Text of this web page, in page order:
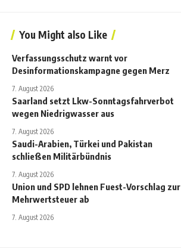
You Might also Like
Verfassungsschutz warnt vor
Desinformationskampagne gegen Merz
7. August 2026
Saarland setzt Lkw-Sonntagsfahrverbot
wegen Niedrigwasser aus
7. August 2026
Saudi-Arabien, Türkei und Pakistan
schließen Militärbündnis
7. August 2026
Union und SPD lehnen Fuest-Vorschlag zur
Mehrwertsteuer ab
7. August 2026